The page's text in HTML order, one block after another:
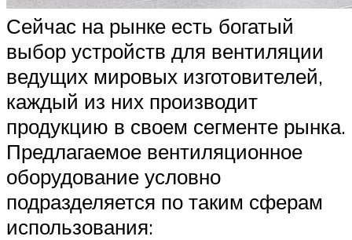
Сейчас на рынке есть богатый
выбор устройств для вентиляции
ведущих мировых изготовителей,
каждый из них производит
продукцию в своем сегменте рынка.
Предлагаемое вентиляционное
оборудование условно
подразделяется по таким сферам
использования: